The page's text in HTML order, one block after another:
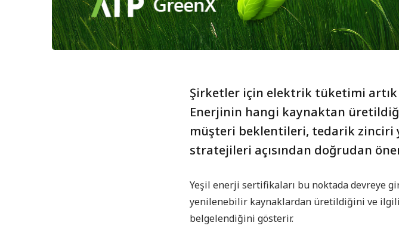
Şirketler için elektrik tüketimi
Enerjinin hangi kaynaktan
müşteri beklentileri, tedarik zinciri
stratejileri açısından doğrudan
Yeşil enerji sertifikaları bu noktada devreye
yenilenebilir kaynaklardan üretildiğini ve
belgelendiğini gösterir.